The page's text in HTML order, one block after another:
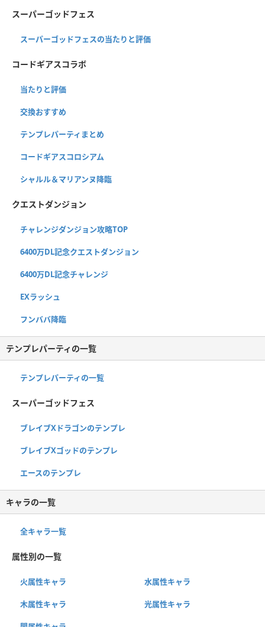
スーパーゴッドフェス
スーパーゴッドフェスの当たりと評価
コードギアスコラボ
当たりと評価
交換おすすめ
テンプレパーティまとめ
コードギアスコロシアム
シャルル＆マリアンヌ降臨
クエストダンジョン
チャレンジダンジョン攻略TOP
6400万DL記念クエストダンジョン
6400万DL記念チャレンジ
EXラッシュ
フンババ降臨
テンプレパーティの一覧
テンプレパーティの一覧
スーパーゴッドフェス
ブレイブXドラゴンのテンプレ
ブレイブXゴッドのテンプレ
エースのテンプレ
キャラの一覧
全キャラ一覧
属性別の一覧
火属性キャラ 水属性キャラ
木属性キャラ 光属性キャラ